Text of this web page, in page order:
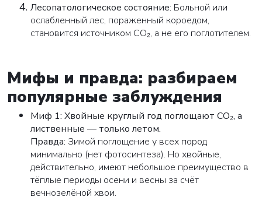
Лесопатологическое состояние: Больной или
ослабленный лес, пораженный короедом,
становится источником CO₂, а не его поглотителем.
Мифы и правда: разбираем
популярные заблуждения
Миф 1: Хвойные круглый год поглощают CO₂, а
лиственные — только летом.
Правда: Зимой поглощение у всех пород
минимально (нет фотосинтеза). Но хвойные,
действительно, имеют небольшое преимущество в
тёплые периоды осени и весны за счёт
вечнозелёной хвои.